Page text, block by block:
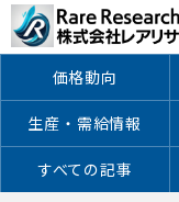
希土類磁石
ルに特化し
価格動向
生産・需給情報
すべての記事